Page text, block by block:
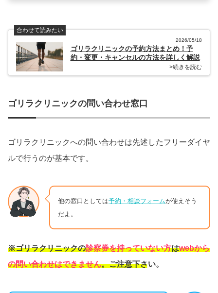
合わせて読みたい
2026/05/18
ゴリラクリニックの予約方法まとめ！予
約・変更・キャンセルの方法を詳しく解説
>続きを読む
ゴリラクリニックの問い合わせ窓口
ゴリラクリニックへの問い合わせは先述したフリーダイヤ
ルで行うのが基本です。
他の窓口としては予約・相談フォームが使えそう
だよ。
※ゴリラクリニックの診察券を持っていない方はwebから
の問い合わせはできません。ご注意下さい。